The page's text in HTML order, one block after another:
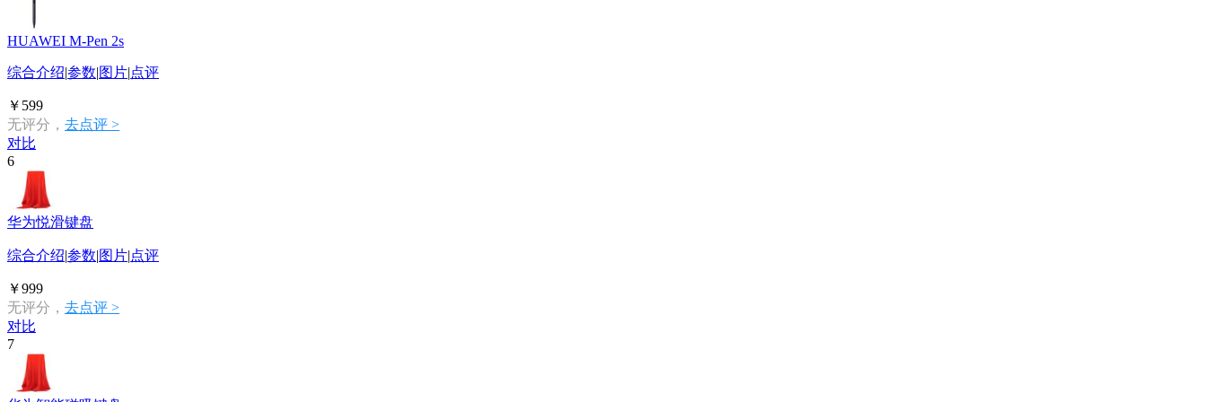
HUAWEI M-Pen 2s
综合介绍|参数|图片|点评
￥599
无评分， 去点评 >
对比
6
华为悦滑键盘
综合介绍|参数|图片|点评
￥999
无评分， 去点评 >
对比
7